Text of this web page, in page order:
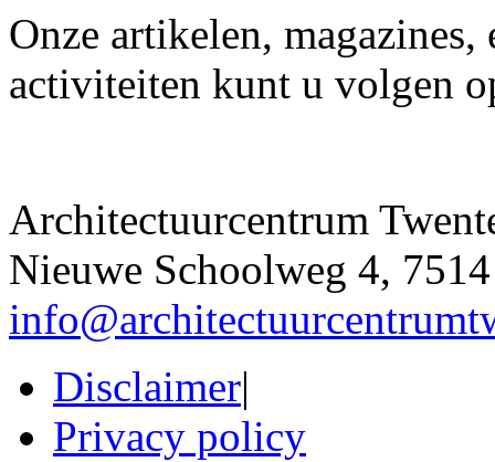
Onze artikelen, magazines,
activiteiten kunt u volgen
Architectuurcentrum
Nieuwe Schoolweg 4,
Disclaimer|
Privacy policy